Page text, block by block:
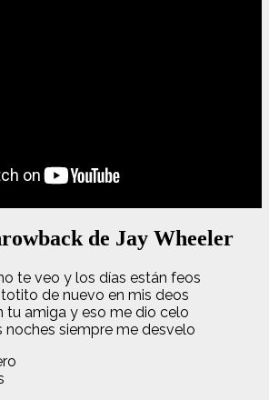
de Jay Wheeler
te veo y los días están feos
de nuevo en mis deos
tu amiga y eso me dio celo
noches siempre me desvelo